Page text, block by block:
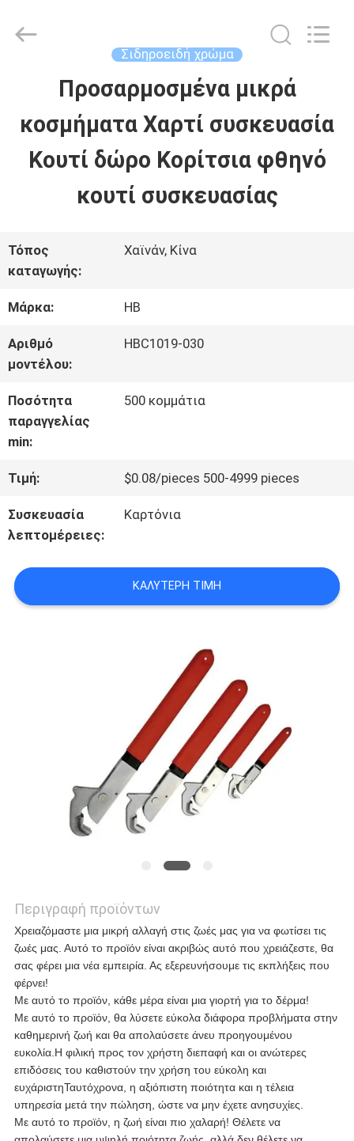
ΠΡΟΪΌΝΤΑ
ΣΧΕΤΙΚΆ
ΜΕ
ΕΜΆΣ
ΕΠΙΣΚΈΨΕΙΣ
ΣΤΟ
ΕΡΓΟΣΤΆΣΙΟ
ΈΛΕΓΧΟΣ
ΠΟΙΌΤΗΤΑΣ
ΕΠΙΚΟΙΝΩΝΉΣΤΕ
ΜΑΖΊ
ΖΗΤΉΣΤΕ
SITEMAP
ΠΟΛΙΤΙΚΉ
ΑΠΟΡΡΉΤΟΥ
Σιδηροειδή χρώμα
Προσαρμοσμένα μικρά
κοσμήματα Χαρτί συσκευασία
Κουτί δώρο Κορίτσια φθηνό
κουτί συσκευασίας
Τόπος
καταγωγής:
Χαϊνάν, Κίνα
Μάρκα: HB
Αριθμό
μοντέλου:
HBC1019-030
Ποσότητα
παραγγελίας
min:
500 κομμάτια
Τιμή: $0.08/pieces 500-4999 pieces
Συσκευασία
λεπτομέρειες:
Καρτόνια
ΚΑΛΎΤΕΡΗ ΤΙΜΉ
Περιγραφή προϊόντων
Χρειαζόμαστε μια μικρή αλλαγή στις ζωές μας για να φωτίσει τις
ζωές μας. Αυτό το προϊόν είναι ακριβώς αυτό που χρειάζεστε, θα
σας φέρει μια νέα εμπειρία. Ας εξερευνήσουμε τις εκπλήξεις που
φέρνει!
Με αυτό το προϊόν, κάθε μέρα είναι μια γιορτή για το δέρμα!
Με αυτό το προϊόν, θα λύσετε εύκολα διάφορα προβλήματα στην
καθημερινή ζωή και θα απολαύσετε άνευ προηγουμένου
ευκολία.Η φιλική προς τον χρήστη διεπαφή και οι ανώτερες
επιδόσεις του καθιστούν την χρήση του εύκολη και
ευχάριστηΤαυτόχρονα, η αξιόπιστη ποιότητα και η τέλεια
υπηρεσία μετά την πώληση, ώστε να μην έχετε ανησυχίες.
Με αυτό το προϊόν, η ζωή είναι πιο χαλαρή! Θέλετε να